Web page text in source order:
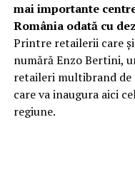
mai importante
România odată cu
Printre retailerii care
numără Enzo Bertini,
retaileri multibrand de
care va inaugura aici
regiune.